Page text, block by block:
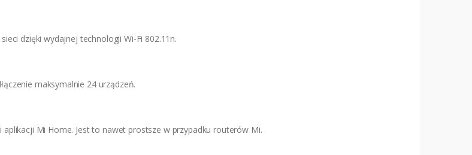
dzięki wydajnej technologii Wi-Fi 802.11n.
maksymalnie 24 urządzeń.
Mi Home. Jest to nawet prostsze w przypadku routerów Mi.